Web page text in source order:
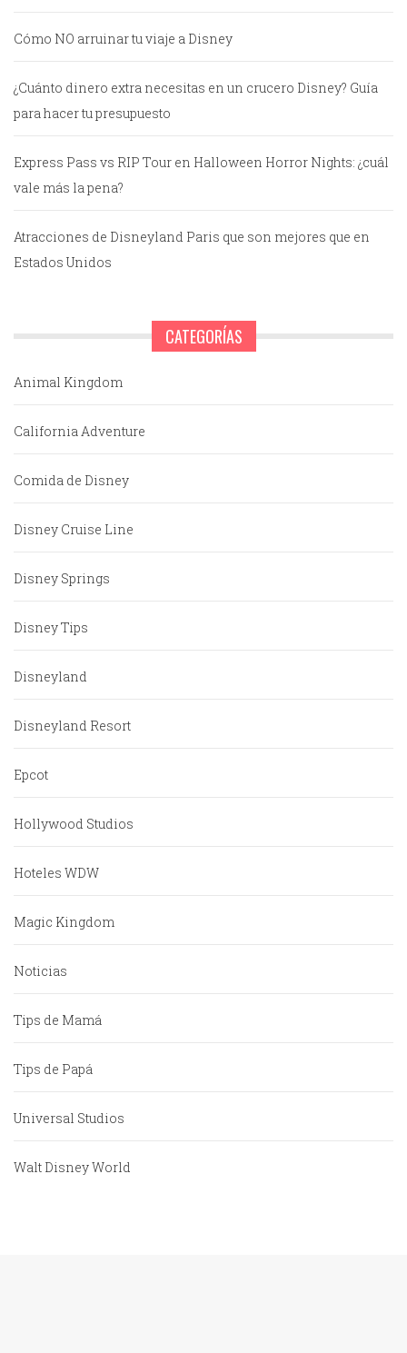
Cómo NO arruinar tu viaje a Disney
¿Cuánto dinero extra necesitas en un crucero Disney? Guía
para hacer tu presupuesto
Express Pass vs RIP Tour en Halloween Horror Nights: ¿cuál
vale más la pena?
Atracciones de Disneyland Paris que son mejores que en
Estados Unidos
CATEGORÍAS
Animal Kingdom
California Adventure
Comida de Disney
Disney Cruise Line
Disney Springs
Disney Tips
Disneyland
Disneyland Resort
Epcot
Hollywood Studios
Hoteles WDW
Magic Kingdom
Noticias
Tips de Mamá
Tips de Papá
Universal Studios
Walt Disney World